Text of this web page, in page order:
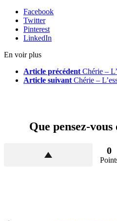
Facebook
Twitter
Pinterest
LinkedIn
En voir plus
Article précédent Chérie –
Article suivant Chérie –
Que pensez-
0